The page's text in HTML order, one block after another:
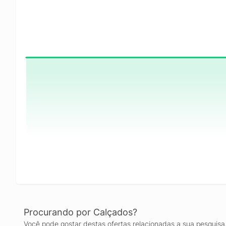
Procurando por Calçados?
Você pode gostar destas ofertas relacionadas a sua